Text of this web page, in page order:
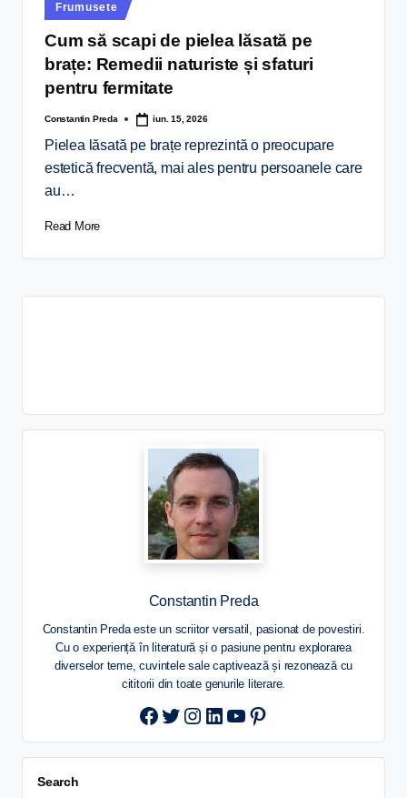
Frumusete
Cum să scapi de pielea lăsată pe
brațe: Remedii naturiste și sfaturi
pentru fermitate
Constantin Preda iun. 15, 2026
Pielea lăsată pe brațe reprezintă o preocupare
estetică frecventă, mai ales pentru persoanele care
au…
Read More
Constantin Preda
Constantin Preda este un scriitor versatil, pasionat de povestiri.
Cu o experiență în literatură și o pasiune pentru explorarea
diverselor teme, cuvintele sale captivează și rezonează cu
cititorii din toate genurile literare.
Twitter
Instagram
LinkedIn
YouTube
Pinterest
Search